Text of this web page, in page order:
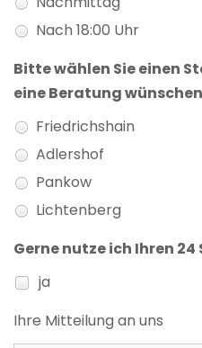
Nach 18:00 Uhr
Bitte wählen Sie einen
eine Beratung wünschen
Friedrichshain
Adlershof
Pankow
Lichtenberg
Gerne nutze ich Ihren
ja
Ihre Mitteilung an uns